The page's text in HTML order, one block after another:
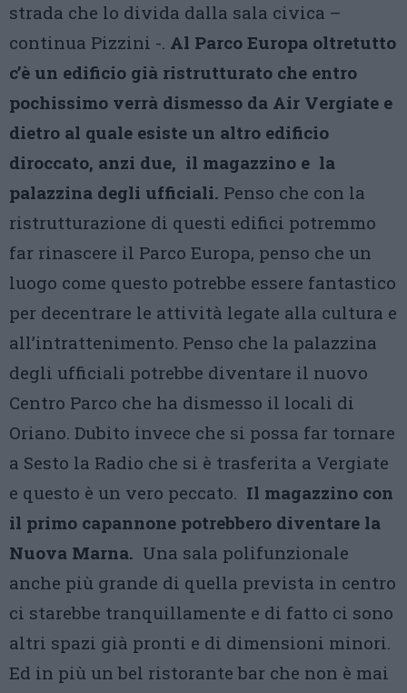
strada che lo divida dalla sala civica –
continua Pizzini -. Al Parco Europa oltretutto
c’è un edificio già ristrutturato che entro
pochissimo verrà dismesso da Air Vergiate e
dietro al quale esiste un altro edificio
diroccato, anzi due, il magazzino e la
palazzina degli ufficiali. Penso che con la
ristrutturazione di questi edifici potremmo
far rinascere il Parco Europa, penso che un
luogo come questo potrebbe essere fantastico
per decentrare le attività legate alla cultura e
all’intrattenimento. Penso che la palazzina
degli ufficiali potrebbe diventare il nuovo
Centro Parco che ha dismesso il locali di
Oriano. Dubito invece che si possa far tornare
a Sesto la Radio che si è trasferita a Vergiate
e questo è un vero peccato. Il magazzino con
il primo capannone potrebbero diventare la
Nuova Marna. Una sala polifunzionale
anche più grande di quella prevista in centro
ci starebbe tranquillamente e di fatto ci sono
altri spazi già pronti e di dimensioni minori.
Ed in più un bel ristorante bar che non è mai